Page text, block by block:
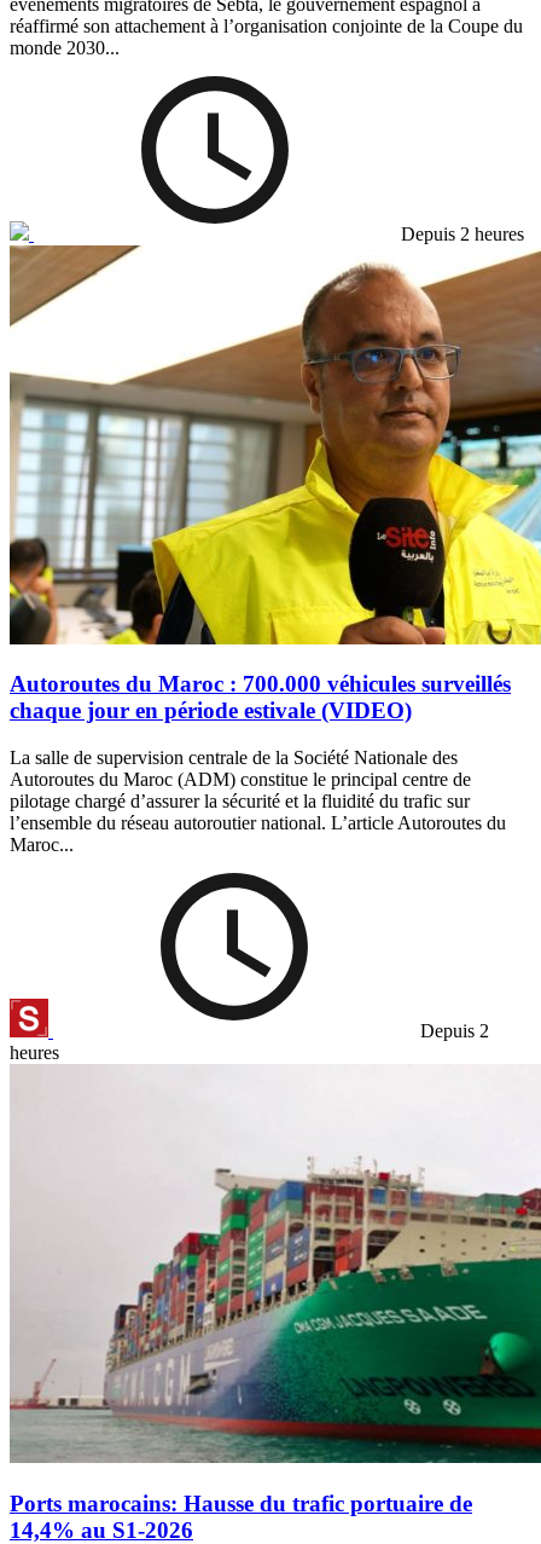
réaffirmé son attachement à l’organisation conjointe de la Coupe du
monde 2030...
Depuis 2 heures
Autoroutes du Maroc : 700.000 véhicules surveillés
chaque jour en période estivale (VIDEO)
La salle de supervision centrale de la Société Nationale des
Autoroutes du Maroc (ADM) constitue le principal centre de
pilotage chargé d’assurer la sécurité et la fluidité du trafic sur
l’ensemble du réseau autoroutier national. L’article Autoroutes du
Maroc...
Depuis 2
heures
Ports marocains: Hausse du trafic portuaire de
14,4% au S1-2026